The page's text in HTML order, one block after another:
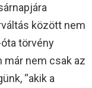
között nem
törvény
már nem csak az
“akik a